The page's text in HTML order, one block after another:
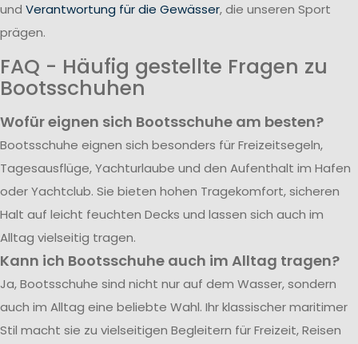
und Verantwortung für die Gewässer, die unseren Sport
prägen.
FAQ - Häufig gestellte Fragen zu
Bootsschuhen
Wofür eignen sich Bootsschuhe am besten?
Bootsschuhe eignen sich besonders für Freizeitsegeln,
Tagesausflüge, Yachturlaube und den Aufenthalt im Hafen
oder Yachtclub. Sie bieten hohen Tragekomfort, sicheren
Halt auf leicht feuchten Decks und lassen sich auch im
Alltag vielseitig tragen.
Kann ich Bootsschuhe auch im Alltag tragen?
Ja, Bootsschuhe sind nicht nur auf dem Wasser, sondern
auch im Alltag eine beliebte Wahl. Ihr klassischer maritimer
Stil macht sie zu vielseitigen Begleitern für Freizeit, Reisen